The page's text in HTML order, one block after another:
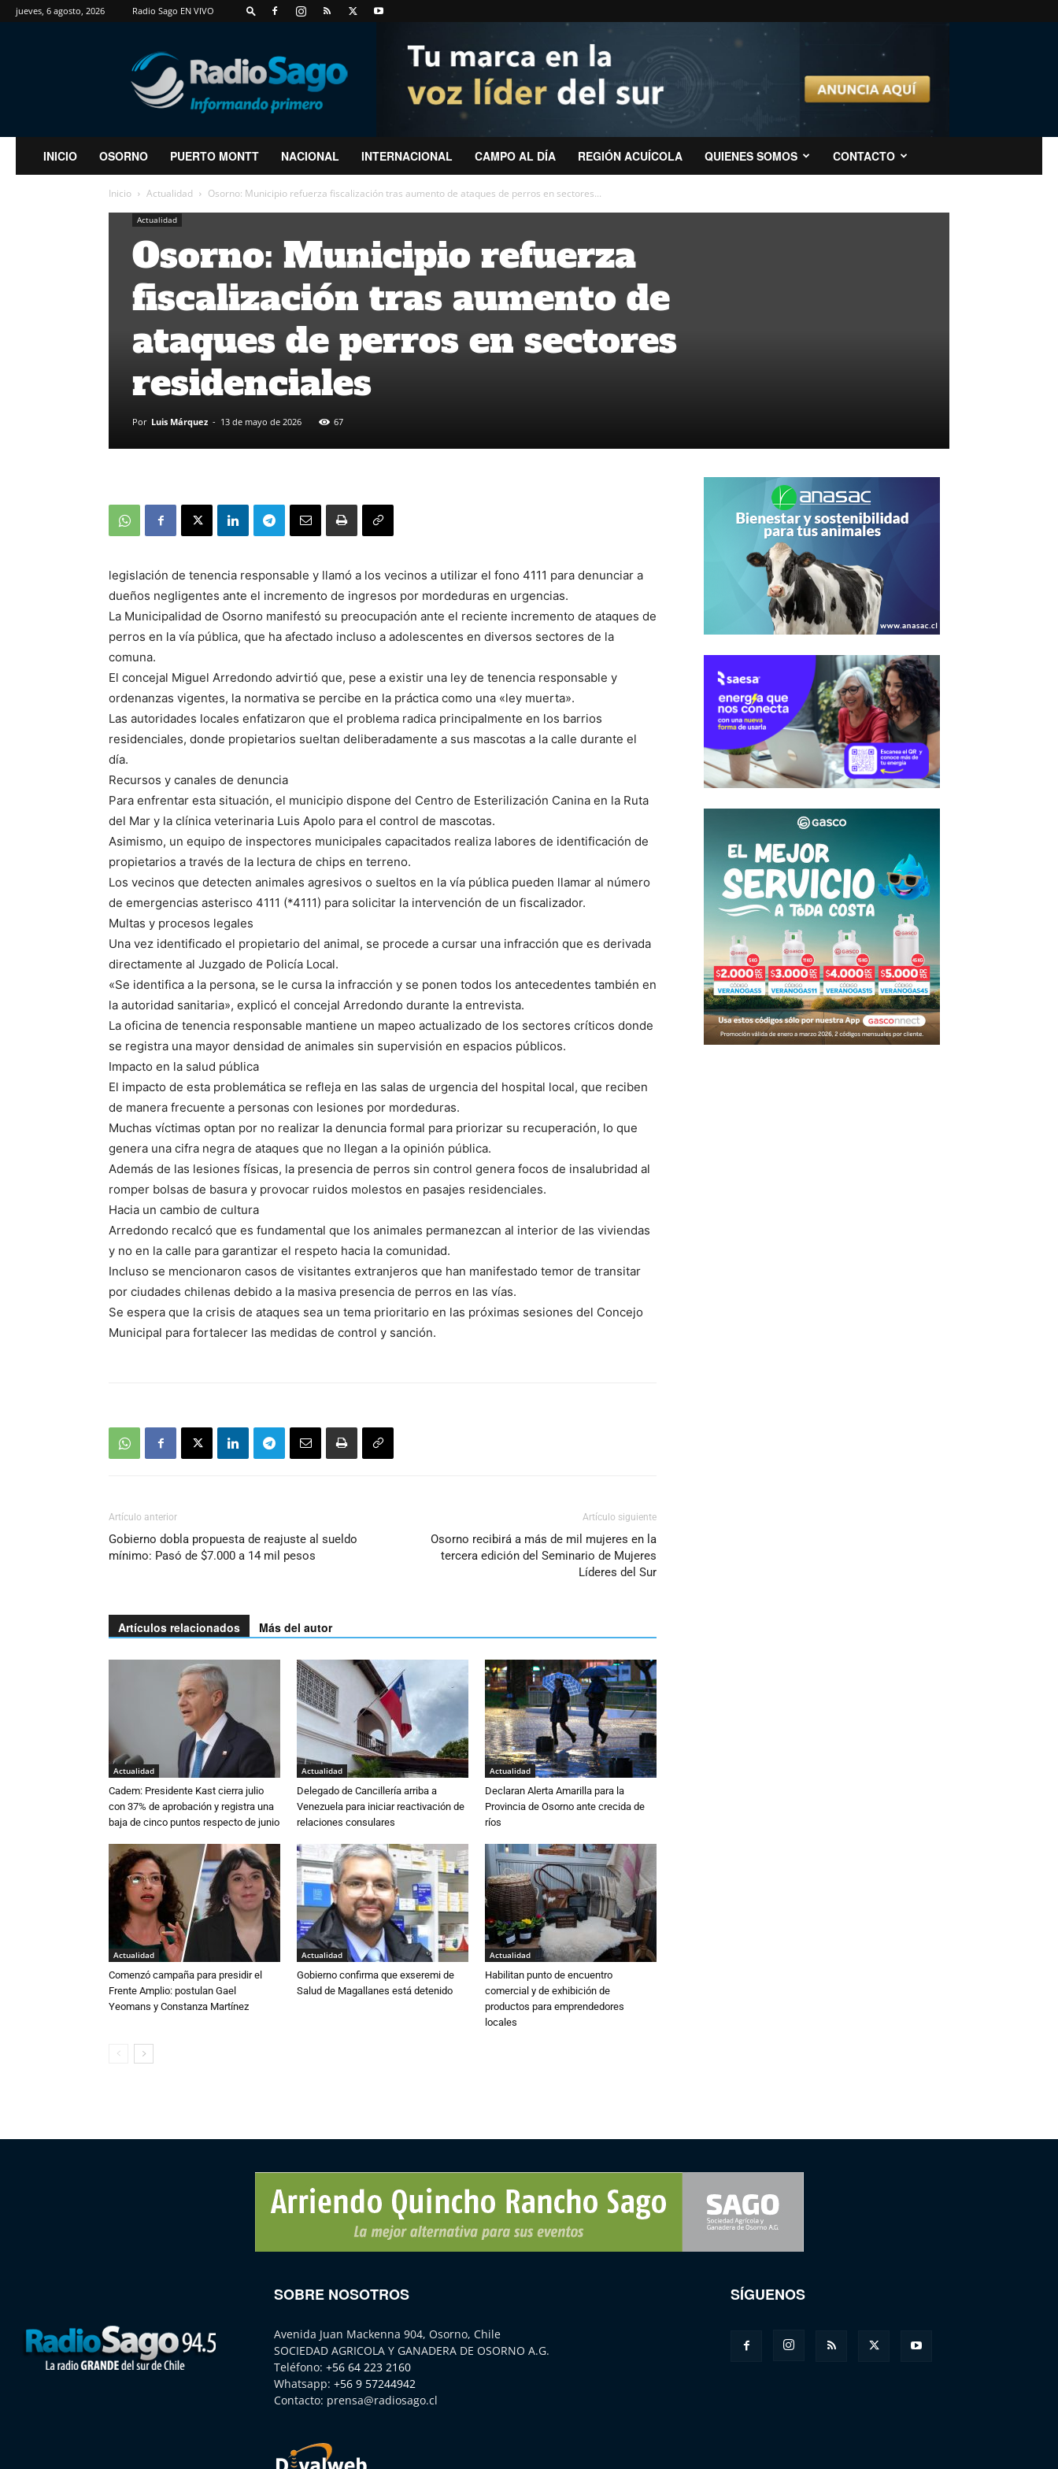
jueves, 6 agosto, 2026 Radio Sago EN VIVO
RadioSago
INICIO OSORNO PUERTO MONTT NACIONAL INTERNACIONAL CAMPO AL DÍA REGIÓN ACUÍCOLA QUIENES SOMOS CONTACTO
Inicio Actualidad Osorno: Municipio refuerza fiscalización tras aumento de ataques de perros en sectores...
Actualidad
Osorno: Municipio refuerza
fiscalización tras aumento de
ataques de perros en sectores
residenciales
Por Luis Márquez - 13 de mayo de 2026 67
legislación de tenencia responsable y llamó a los vecinos a utilizar el fono 4111 para denunciar a
dueños negligentes ante el incremento de ingresos por mordeduras en urgencias.
La Municipalidad de Osorno manifestó su preocupación ante el reciente incremento de ataques de
perros en la vía pública, que ha afectado incluso a adolescentes en diversos sectores de la
comuna.
El concejal Miguel Arredondo advirtió que, pese a existir una ley de tenencia responsable y
ordenanzas vigentes, la normativa se percibe en la práctica como una «ley muerta».
Las autoridades locales enfatizaron que el problema radica principalmente en los barrios
residenciales, donde propietarios sueltan deliberadamente a sus mascotas a la calle durante el
día.
Recursos y canales de denuncia
Para enfrentar esta situación, el municipio dispone del Centro de Esterilización Canina en la Ruta
del Mar y la clínica veterinaria Luis Apolo para el control de mascotas.
Asimismo, un equipo de inspectores municipales capacitados realiza labores de identificación de
propietarios a través de la lectura de chips en terreno.
Los vecinos que detecten animales agresivos o sueltos en la vía pública pueden llamar al número
de emergencias asterisco 4111 (*4111) para solicitar la intervención de un fiscalizador.
Multas y procesos legales
Una vez identificado el propietario del animal, se procede a cursar una infracción que es derivada
directamente al Juzgado de Policía Local.
«Se identifica a la persona, se le cursa la infracción y se ponen todos los antecedentes también en
la autoridad sanitaria», explicó el concejal Arredondo durante la entrevista.
La oficina de tenencia responsable mantiene un mapeo actualizado de los sectores críticos donde
se registra una mayor densidad de animales sin supervisión en espacios públicos.
Impacto en la salud pública
El impacto de esta problemática se refleja en las salas de urgencia del hospital local, que reciben
de manera frecuente a personas con lesiones por mordeduras.
Muchas víctimas optan por no realizar la denuncia formal para priorizar su recuperación, lo que
genera una cifra negra de ataques que no llegan a la opinión pública.
Además de las lesiones físicas, la presencia de perros sin control genera focos de insalubridad al
romper bolsas de basura y provocar ruidos molestos en pasajes residenciales.
Hacia un cambio de cultura
Arredondo recalcó que es fundamental que los animales permanezcan al interior de las viviendas
y no en la calle para garantizar el respeto hacia la comunidad.
Incluso se mencionaron casos de visitantes extranjeros que han manifestado temor de transitar
por ciudades chilenas debido a la masiva presencia de perros en las vías.
Se espera que la crisis de ataques sea un tema prioritario en las próximas sesiones del Concejo
Municipal para fortalecer las medidas de control y sanción.
Artículo anterior
Gobierno dobla propuesta de reajuste al sueldo
mínimo: Pasó de $7.000 a 14 mil pesos
Artículo siguiente
Osorno recibirá a más de mil mujeres en la
tercera edición del Seminario de Mujeres
Líderes del Sur
Artículos relacionados Más del autor
Actualidad
Cadem: Presidente Kast cierra julio
con 37% de aprobación y registra una
baja de cinco puntos respecto de junio
Actualidad
Delegado de Cancillería arriba a
Venezuela para iniciar reactivación de
relaciones consulares
Actualidad
Declaran Alerta Amarilla para la
Provincia de Osorno ante crecida de
ríos
Actualidad
Comenzó campaña para presidir el
Frente Amplio: postulan Gael
Yeomans y Constanza Martínez
Actualidad
Gobierno confirma que exseremi de
Salud de Magallanes está detenido
Actualidad
Habilitan punto de encuentro
comercial y de exhibición de
productos para emprendedores
locales
SOBRE NOSOTROS
Avenida Juan Mackenna 904, Osorno, Chile
SOCIEDAD AGRICOLA Y GANADERA DE OSORNO A.G.
Teléfono: +56 64 223 2160
Whatsapp: +56 9 57244942
Contacto: prensa@radiosago.cl
SÍGUENOS